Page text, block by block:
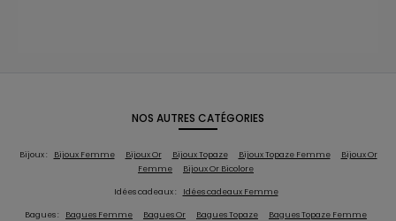
NOS AUTRES CATÉGORIES
Bijoux : Bijoux Femme Bijoux Or Bijoux Topaze Bijoux Topaze Femme
Bijoux Or
Femme
Bijoux Or Bicolore
Idées cadeaux : Idées cadeaux Femme
Bagues : Bagues Femme Bagues Or Bagues Topaze
Bagues Topaze Femme